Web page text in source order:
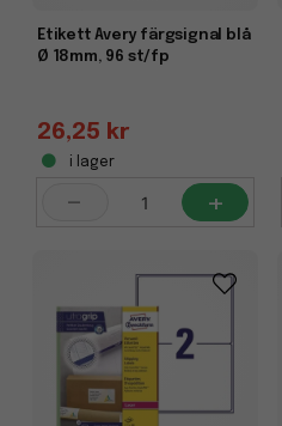
Etikett Avery färgsignal blå
Ø 18mm, 96 st/fp
26,25 kr
i lager
- +